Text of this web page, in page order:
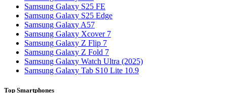
Samsung Galaxy S25 FE
Samsung Galaxy S25 Edge
Samsung Galaxy A57
Samsung Galaxy Xcover 7
Samsung Galaxy Z Flip 7
Samsung Galaxy Z Fold 7
Samsung Galaxy Watch Ultra (2025)
Samsung Galaxy Tab S10 Lite 10.9
Top Smartphones